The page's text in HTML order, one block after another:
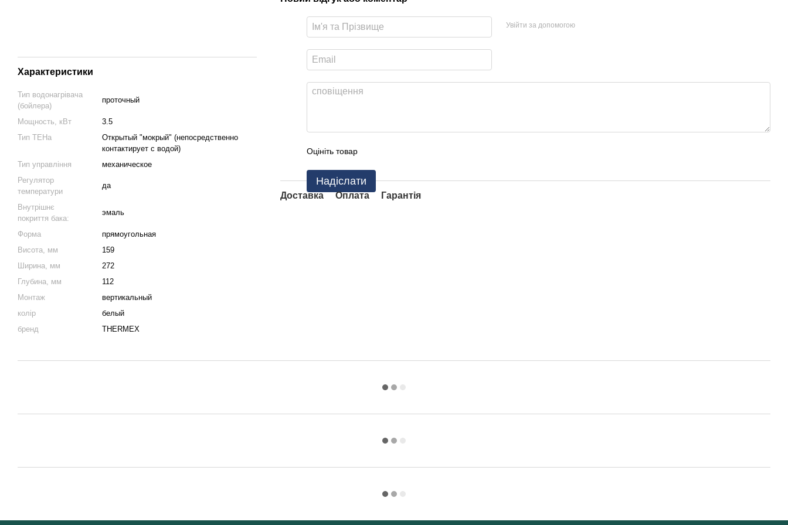
Характеристики
Тип водонагрівача
(бойлера)
проточный
Мощность, кВт
3.5
Тип ТЕНа
Открытый "мокрый" (непосредственно
контактирует с водой)
Тип управління
механическое
Регулятор
температури
да
Внутрішнє
покриття бака:
эмаль
Форма
прямоугольная
Висота, мм
159
Ширина, мм
272
Глубина, мм
112
Монтаж
вертикальный
колір
белый
бренд
THERMEX
Увійти за допомогою
Оцініть товар
Надіслати
Доставка Оплата Гарантія